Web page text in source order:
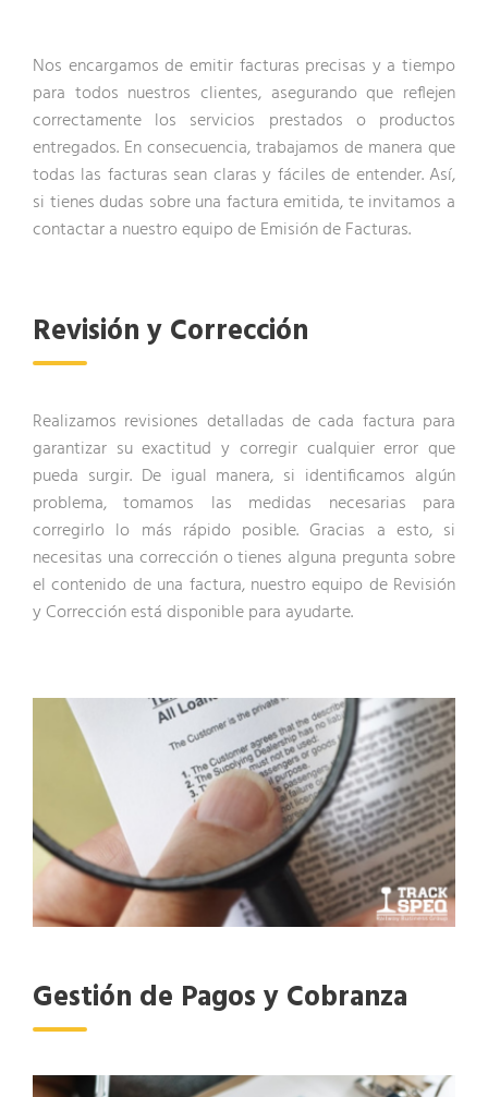
Nos encargamos de emitir facturas precisas y a tiempo
para todos nuestros clientes, asegurando que reflejen
correctamente los servicios prestados o productos
entregados. En consecuencia, trabajamos de manera que
todas las facturas sean claras y fáciles de entender. Así,
si tienes dudas sobre una factura emitida, te invitamos a
contactar a nuestro equipo de Emisión de Facturas.
Revisión y Corrección
Realizamos revisiones detalladas de cada factura para
garantizar su exactitud y corregir cualquier error que
pueda surgir. De igual manera, si identificamos algún
problema, tomamos las medidas necesarias para
corregirlo lo más rápido posible. Gracias a esto, si
necesitas una corrección o tienes alguna pregunta sobre
el contenido de una factura, nuestro equipo de Revisión
y Corrección está disponible para ayudarte.
Gestión de Pagos y Cobranza